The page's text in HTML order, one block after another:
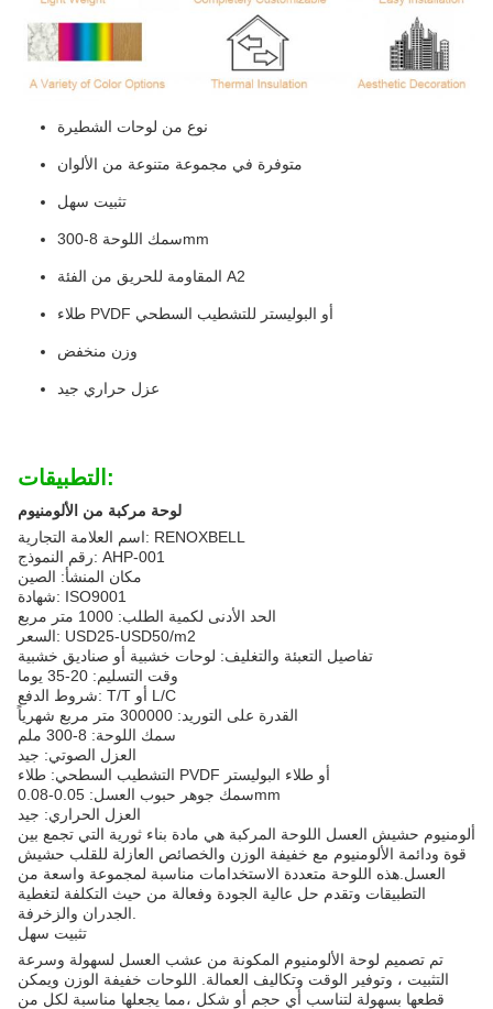
نوع من لوحات الشطيرة
متوفرة في مجموعة متنوعة من الألوان
تثبيت سهل
سمك اللوحة 8-300mm
المقاومة للحريق من الفئة A2
طلاء PVDF أو البوليستر للتشطيب السطحي
وزن منخفض
عزل حراري جيد
التطبيقات:
لوحة مركبة من الألومنيوم
اسم العلامة التجارية: RENOXBELL
رقم النموذج: AHP-001
مكان المنشأ: الصين
شهادة: ISO9001
الحد الأدنى لكمية الطلب: 1000 متر مربع
السعر: USD25-USD50/m2
تفاصيل التعبئة والتغليف: لوحات خشبية أو صناديق خشبية
وقت التسليم: 20-35 يوما
شروط الدفع: T/T أو L/C
القدرة على التوريد: 300000 متر مربع شهرياً
سمك اللوحة: 8-300 ملم
العزل الصوتي: جيد
التشطيب السطحي: طلاء PVDF أو طلاء البوليستر
سمك جوهر حبوب العسل: 0.05-0.08mm
العزل الحراري: جيد
ألومنيوم حشيش العسل اللوحة المركبة هي مادة بناء ثورية التي تجمع بين
قوة ودائمة الألومنيوم مع خفيفة الوزن والخصائص العازلة للقلب حشيش
العسل.هذه اللوحة متعددة الاستخدامات مناسبة لمجموعة واسعة من
التطبيقات وتقدم حل عالية الجودة وفعالة من حيث التكلفة لتغطية
تثبيت سهل
تم تصميم لوحة الألومنيوم المكونة من عشب العسل لسهولة وسرعة
التثبيت ، وتوفير الوقت وتكاليف العمالة. اللوحات خفيفة الوزن ويمكن
قطعها بسهولة لتناسب أي حجم أو شكل ،مما يجعلها مناسبة لكل من